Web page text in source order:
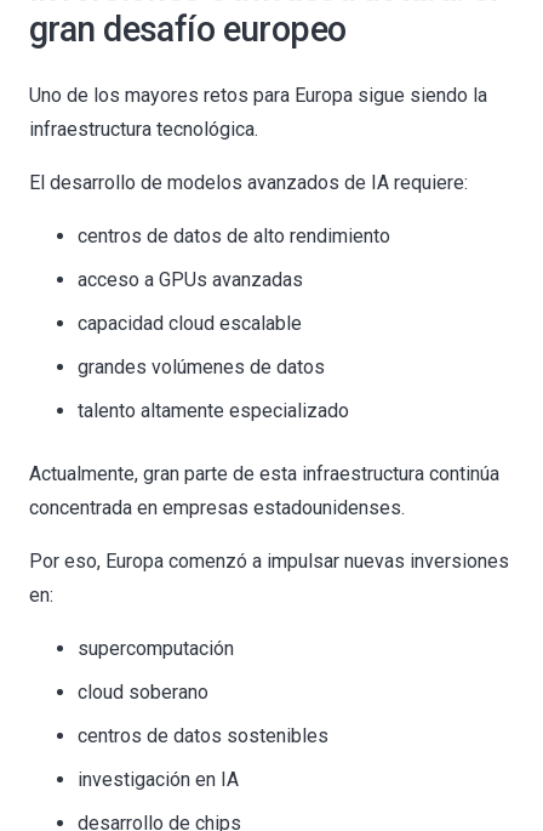
gran desafío europeo
Uno de los mayores retos para Europa sigue siendo la
infraestructura tecnológica.
El desarrollo de modelos avanzados de IA requiere:
centros de datos de alto rendimiento
acceso a GPUs avanzadas
capacidad cloud escalable
grandes volúmenes de datos
talento altamente especializado
Actualmente, gran parte de esta infraestructura continúa
concentrada en empresas estadounidenses.
Por eso, Europa comenzó a impulsar nuevas inversiones
en:
supercomputación
cloud soberano
centros de datos sostenibles
investigación en IA
desarrollo de chips